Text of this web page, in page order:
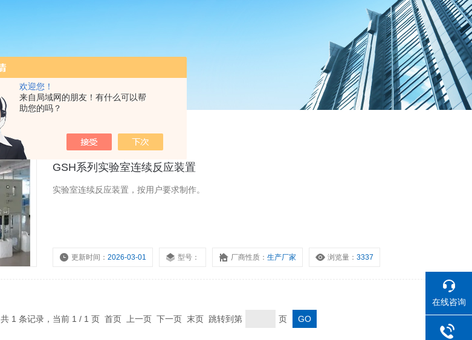
欢迎您！
来自局域网的朋友！有什么可以帮
助您的吗？
GSH系列实验室连续反应装置
实验室连续反应装置，按用户要求制作。
更新时间：2026-03-01 型号： 厂商性质：生产厂家 浏览量：3337
共 1 条记录，当前 1 / 1 页 首页 上一页 下一页 末页 跳转到第 页
在线咨询